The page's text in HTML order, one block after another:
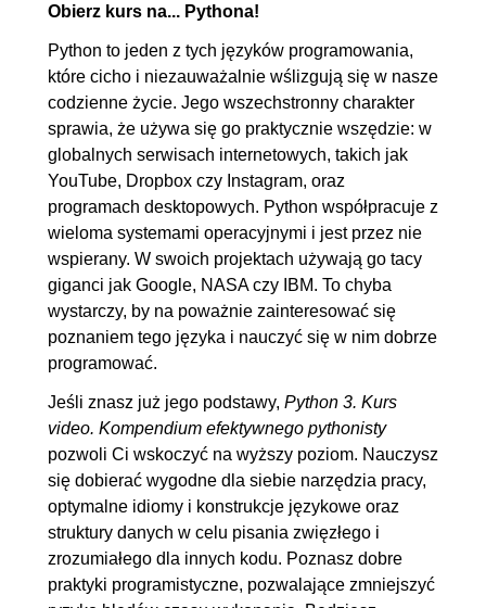
3.1. Array
3.2. ChainMap
00:03:56
3.3. Counter
00:03:32
3.4. Defaultdict
3.5. OrderedDict
00:03:52
3.6. Deque
3.7. Heapq
00:02:37
3.8. Namedtuple
3.9. Enum
00:01:32
4. Iteracja 00:34:10
4.1. Protokół iteratora
4.2. Generatory (cz. 1.)
00:05:58
4.3. Generatory (cz. 2.)
00:04:38
4.4. Itertools
00:08:59
4.5. Sortowanie
00:09:09
5. Programowanie funkcyjne 00:39:14
5.1. Współczesne znaczenie
Obierz kurs na... Pythona!
Python to jeden z tych języków programowania,
które cicho i niezauważalnie wślizgują się w nasze
codzienne życie. Jego wszechstronny charakter
sprawia, że używa się go praktycznie wszędzie: w
globalnych serwisach internetowych, takich jak
YouTube, Dropbox czy Instagram, oraz
programach desktopowych. Python współpracuje z
wieloma systemami operacyjnymi i jest przez nie
wspierany. W swoich projektach używają go tacy
giganci jak Google, NASA czy IBM. To chyba
wystarczy, by na poważnie zainteresować się
poznaniem tego języka i nauczyć się w nim dobrze
programować.
Jeśli znasz już jego podstawy, Python 3. Kurs
video. Kompendium efektywnego pythonisty
pozwoli Ci wskoczyć na wyższy poziom. Nauczysz
się dobierać wygodne dla siebie narzędzia pracy,
optymalne idiomy i konstrukcje językowe oraz
struktury danych w celu pisania zwięzłego i
zrozumiałego dla innych kodu. Poznasz dobre
praktyki programistyczne, pozwalające zmniejszyć